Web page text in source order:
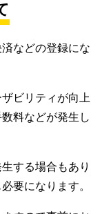
などの登録にな
ビリティが向上
料などが発生し
する場合もあり
要になります。